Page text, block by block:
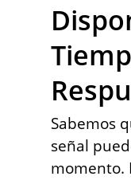
Sabemos
señal
momento.